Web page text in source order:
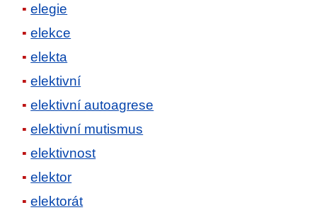
elegie
elekce
elekta
elektivní
elektivní autoagrese
elektivní mutismus
elektivnost
elektor
elektorát